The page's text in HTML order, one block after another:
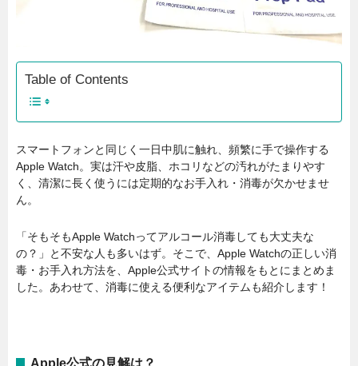
Table of Contents
スマートフォンと同じく一日中肌に触れ、頻繁に手で操作する
Apple Watch。実は汗や皮脂、ホコリなどの汚れがたまりやす
く、清潔に長く使うには定期的なお手入れ・消毒が欠かせませ
ん。
「そもそもApple Watchってアルコール消毒しても大丈夫な
の？」と不安な人も多いはず。そこで、Apple Watchの正しい消
毒・お手入れ方法を、Apple公式サイトの情報をもとにまとめま
した。あわせて、消毒に使える便利なアイテムも紹介します！
Apple公式の見解は？